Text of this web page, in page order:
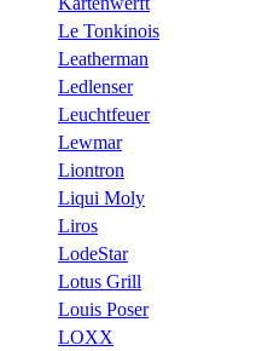
Le Tonkinois
Leatherman
Ledlenser
Leuchtfeuer
Lewmar
Liontron
Liqui Moly
Liros
LodeStar
Lotus Grill
Louis Poser
LOXX